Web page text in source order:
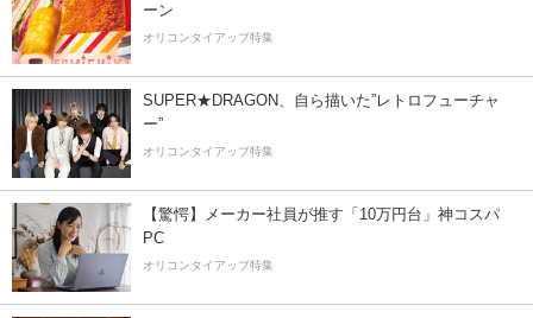
ーン
オリコンタイアップ特集
SUPER★DRAGON、自ら描いた”レトロフューチャ
ー”
オリコンタイアップ特集
【驚愕】メーカー社員が推す「10万円台」神コスパ
PC
オリコンタイアップ特集